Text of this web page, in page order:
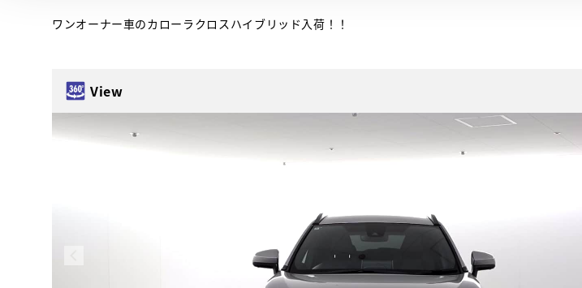
ワンオーナー車のカローラクロスハイブリッド入荷！！
View